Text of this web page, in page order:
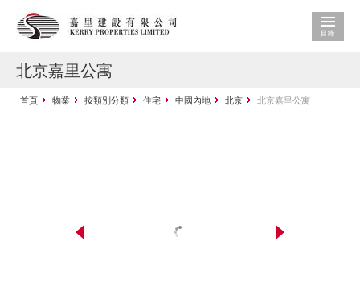
北京嘉里公寓
首頁 物業 按類別分類 住宅 中國內地 北京 北京嘉里公寓